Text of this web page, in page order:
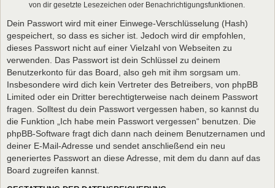
von dir gesetzte Lesezeichen oder Benachrichtigungsfunktionen.
Dein Passwort wird mit einer Einwege-Verschlüsselung (Hash)
gespeichert, so dass es sicher ist. Jedoch wird dir empfohlen,
dieses Passwort nicht auf einer Vielzahl von Webseiten zu
verwenden. Das Passwort ist dein Schlüssel zu deinem
Benutzerkonto für das Board, also geh mit ihm sorgsam um.
Insbesondere wird dich kein Vertreter des Betreibers, von phpBB
Limited oder ein Dritter berechtigterweise nach deinem Passwort
fragen. Solltest du dein Passwort vergessen haben, so kannst du
die Funktion „Ich habe mein Passwort vergessen“ benutzen. Die
phpBB-Software fragt dich dann nach deinem Benutzernamen und
deiner E-Mail-Adresse und sendet anschließend ein neu
generiertes Passwort an diese Adresse, mit dem du dann auf das
Board zugreifen kannst.